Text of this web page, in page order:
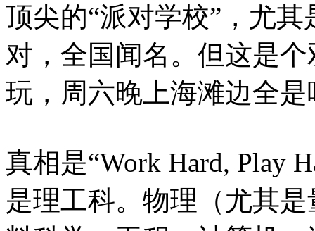
顶尖的“派对学校”，尤
对，全国闻名。但这是
玩，周六晚上海滩边全
真相是“Work Hard, Play
是理工科。物理（尤其